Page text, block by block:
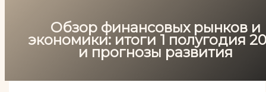
Обзор финансовых рынков и
экономики: итоги 1 полугодия
и прогнозы развития